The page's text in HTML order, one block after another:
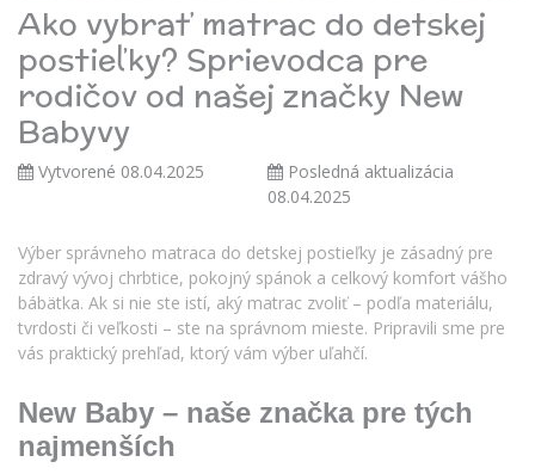
Ako vybrať matrac do detskej
postieľky? Sprievodca pre
rodičov od našej značky New
Babyvy
Vytvorené 08.04.2025
Posledná aktualizácia
08.04.2025
Výber správneho matraca do detskej postieľky je zásadný pre
zdravý vývoj chrbtice, pokojný spánok a celkový komfort vášho
bábätka. Ak si nie ste istí, aký matrac zvoliť – podľa materiálu,
tvrdosti či veľkosti – ste na správnom mieste. Pripravili sme pre
vás praktický prehľad, ktorý vám výber uľahčí.
New Baby – naše značka pre tých
najmenších